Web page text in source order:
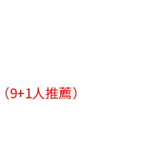
人推薦）